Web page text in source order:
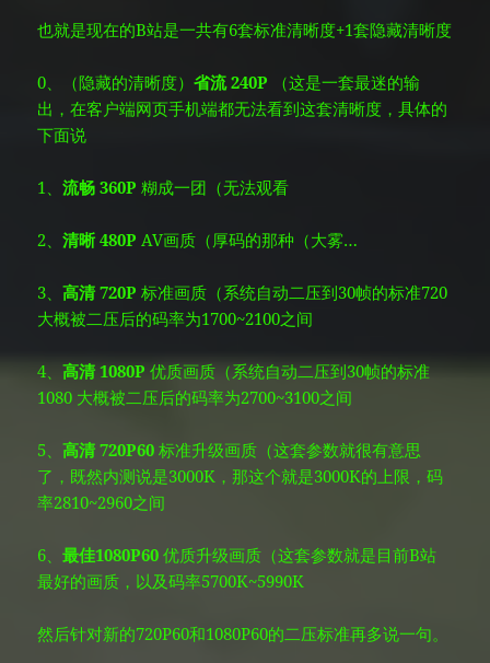
也就是现在的B站是一共有6套标准清晰度+1套隐藏清晰度
0、（隐藏的清晰度）省流 240P （这是一套最迷的输
出，在客户端网页手机端都无法看到这套清晰度，具体的
下面说
1、流畅 360P 糊成一团（无法观看
2、清晰 480P AV画质（厚码的那种（大雾…
3、高清 720P 标准画质（系统自动二压到30帧的标准720
大概被二压后的码率为1700~2100之间
4、高清 1080P 优质画质（系统自动二压到30帧的标准
1080 大概被二压后的码率为2700~3100之间
5、高清 720P60 标准升级画质（这套参数就很有意思
了，既然内测说是3000K，那这个就是3000K的上限，码
率2810~2960之间
6、最佳1080P60 优质升级画质（这套参数就是目前B站
最好的画质，以及码率5700K~5990K
然后针对新的720P60和1080P60的二压标准再多说一句。